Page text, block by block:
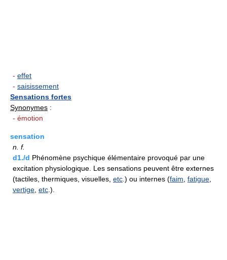
- effet
- saisissement
Sensations fortes
Synonymes :
- émotion
sensation
n. f.
d1./d Phénomène psychique élémentaire provoqué par une
excitation physiologique. Les sensations peuvent être externes
(tactiles, thermiques, visuelles, etc .) ou internes (faim fatigue
vertige etc .).